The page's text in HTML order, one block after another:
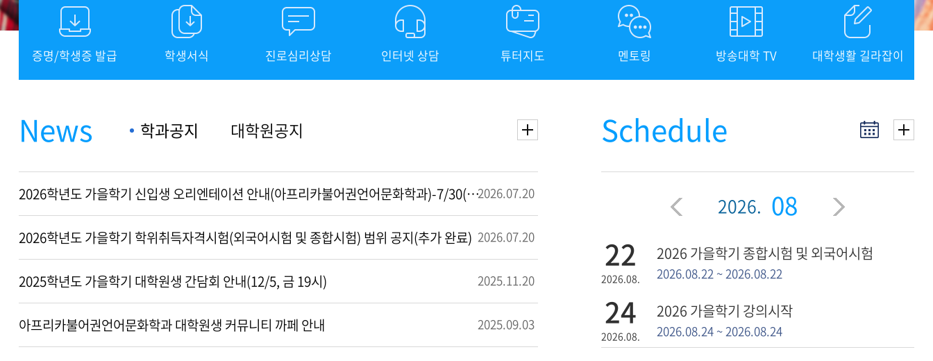
증명/학생증 발급 학생서식 진로심리상담 인터넷 상담 튜터지도 멘토링 방송대학 TV 대학생활 길라잡이
News 학과공지
2026학년도 가을학기 신입생 오리엔테이션 안내(아프리카불어권언어문화학과)-7/30(목) 19:00, 온라인2026.07.20
2026학년도 가을학기 학위취득자격시험(외국어시험 및 종합시험) 범위 공지(추가 완료) 2026.07.20
2025학년도 가을학기 대학원생 간담회 안내(12/5, 금 19시) 2025.11.20
아프리카불어권언어문화학과 대학원생 커뮤니티 까페 안내 2025.09.03
대학원공지 Schedule
2026. 08
22
2026.08.
2026 가을학기 종합시험 및 외국어시험
2026.08.22 ~ 2026.08.22
24
2026.08.
2026 가을학기 강의시작
2026.08.24 ~ 2026.08.24